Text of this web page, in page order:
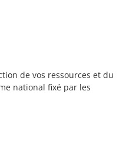
de vos ressources et du
national fixé par les